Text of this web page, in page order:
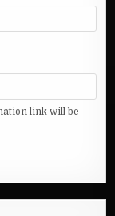
link will be